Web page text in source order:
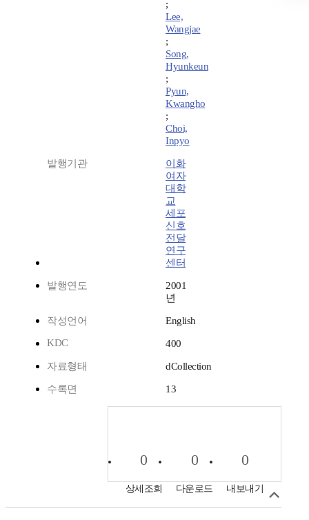
;
Lee,
Wangjae
;
Song,
Hyunkeun
;
Pyun,
Kwangho
;
Choi,
Inpyo
발행기관
이화
여자
대학
교
세포
신호
전달
연구
센터
발행연도
2001
년
작성언어
English
KDC
400
자료형태 dCollection
수록면 13
0
상세조회
0
다운로드
0
내보내기